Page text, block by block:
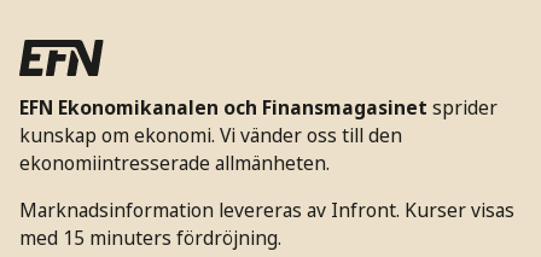
EFN Ekonomikanalen och Finansmagasinet sprider
kunskap om ekonomi. Vi vänder oss till den
ekonomiintresserade allmänheten.
Marknadsinformation levereras av Infront. Kurser visas
med 15 minuters fördröjning.